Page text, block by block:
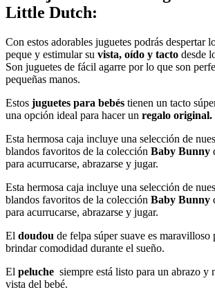
Little Dutch:
Con estos adorables juguetes podrás despertar
peque y estimular su vista, oído y tacto desde
Son juguetes de fácil agarre por lo que son
pequeñas manos.
Estos juguetes para bebés tienen un tacto
una opción ideal para hacer un regalo original.
Esta hermosa caja incluye una selección de
blandos favoritos de la colección Baby Bunny
para acurrucarse, abrazarse y jugar.
Esta hermosa caja incluye una selección de
blandos favoritos de la colección Baby Bunny
para acurrucarse, abrazarse y jugar.
El doudou de felpa súper suave es maravilloso
brindar comodidad durante el sueño.
El peluche siempre está listo para un abrazo y
vista del bebé.